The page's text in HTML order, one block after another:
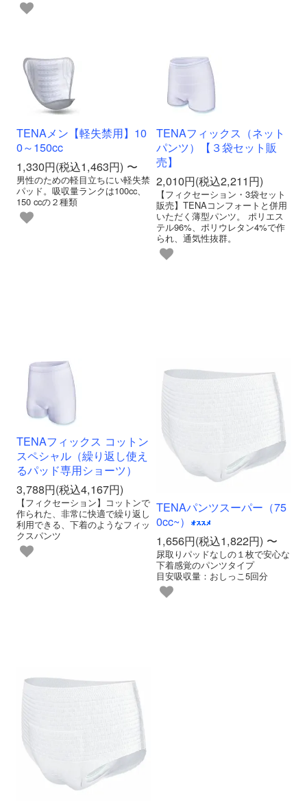
TENAメン【軽失禁用】10
0～150cc
1,330円(税込1,463円) 〜
男性のための軽目立ちにい軽失禁
パッド。吸収量ランクは100cc、
150 ccの２種類
TENAフィックス（ネット
パンツ）【３袋セット販
売】
2,010円(税込2,211円)
【フィクセーション・3袋セット
販売】TENAコンフォートと併用
いただく薄型パンツ。 ポリエス
テル96%、ポリウレタン4%で作
られ、通気性抜群。
TENAフィックス コットン
スペシャル（繰り返し使え
るパッド専用ショーツ）
3,788円(税込4,167円)
【フィクセーション】コットンで
作られた、非常に快適で繰り返し
利用できる、下着のようなフィッ
クスパンツ
TENAパンツスーパー（75
0cc~）
1,656円(税込1,822円) 〜
尿取りパッドなしの１枚で安心な
下着感覚のパンツタイプ
目安吸収量：おしっこ5回分